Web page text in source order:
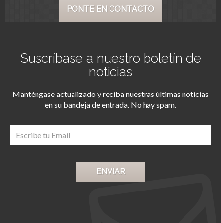
PONTE EN CONTACTO
Suscríbase a nuestro boletín de
noticias
Manténgase actualizado y reciba nuestras últimas noticias
en su bandeja de entrada. No hay spam.